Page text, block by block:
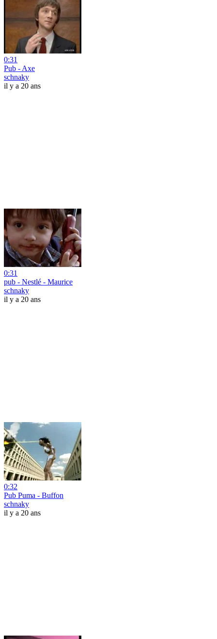
0:31
Pub - Axe
schnaky
il y a 20 ans
0:31
pub - Nestlé - Maurice
schnaky
il y a 20 ans
0:32
Pub Puma - Buffon
schnaky
il y a 20 ans